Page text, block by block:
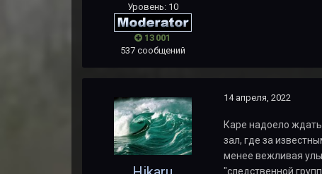
Уровень: 10
13 001
537 сообщений
14 апреля, 2022
Каре надоело
зал, где за
менее вежливая
"следственной